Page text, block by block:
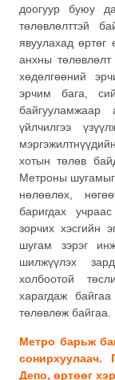
доогуур буюу
төлөвлөлттэй
явуулахад өртөг
анхны төлөвлөлт
хөдөлгөөний
эрчим бага,
үйлчилгээ
хотын төлөв
Метроны
нөлөөлөх,
баригдах
зорчих хэсгийн
шугам зэрэг
шилжүүлэх
холбоотой
харагдаж
төлөвлөж байгаа.
Метро барьж
сонирхуулаач.
Депо, өртөөг